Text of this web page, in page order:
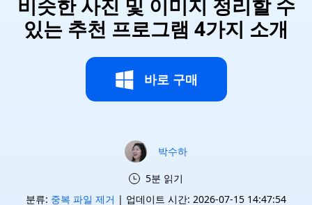
비슷한 사진 및 이미지 정리할 수
있는 추천 프로그램 4가지 소개
바로 구매
박수하
5분 읽기
분류: 중복 파일 제거 | 업데이트 시간: 2026-07-15 14:47:54